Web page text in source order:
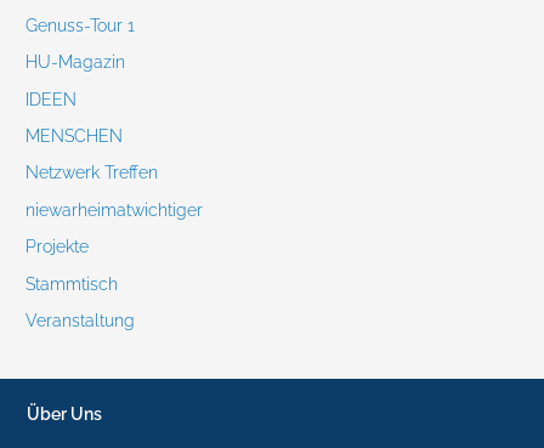
Genuss-Tour 1
HU-Magazin
IDEEN
MENSCHEN
Netzwerk Treffen
niewarheimatwichtiger
Projekte
Stammtisch
Veranstaltung
Über Uns